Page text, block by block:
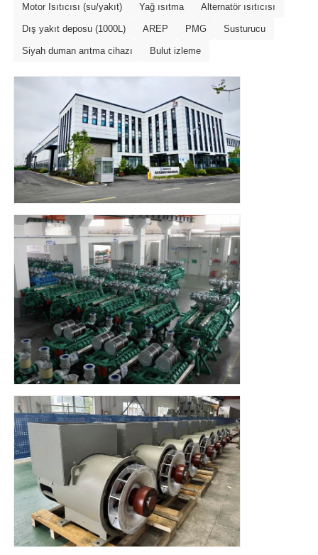
Motor Isıtıcısı (su/yakıt) Yağ ısıtma Alternatör ısıtıcısı
Dış yakıt deposu (1000L) AREP PMG Susturucu
Siyah duman arıtma cihazı Bulut izleme